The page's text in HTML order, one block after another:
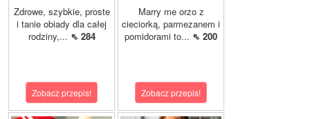
Zdrowe, szybkie, proste
i tanie obiady dla całej
rodziny,... ⇖ 284
Zobacz przepis!
Marry me orzo z
cieciorką, parmezanem i
pomidorami to... ⇖ 200
Zobacz przepis!